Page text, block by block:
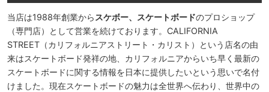
当店は1988年創業から スケボー、スケートボードのプロショップ
（専門店）として営業を続けております。CALIFORNIA
STREET（カリフォルニアストリート・カリスト）という店名の由
来はスケートボード発祥の地、カリフォルニアからいち早く最新の
スケートボードに関する情報を日本に提供したいという思いで名付
けました。現在スケートボードの魅力は全世界へ伝わり、世界中の